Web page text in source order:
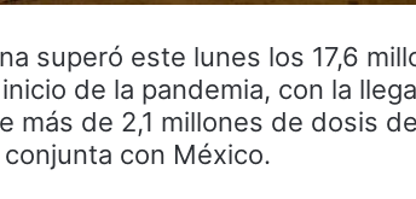
superó este lunes los 17,6
de la pandemia, con la
más de 2,1 millones de dosis
con México.